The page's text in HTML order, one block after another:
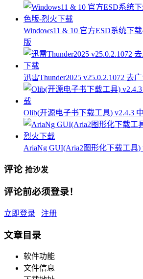
Windows11 & 10 官方ESD系统下
版
迅雷Thunder2025 v25.0.2.1072 去
Olib(开源电子书下载工具) v2.4.3
AriaNg GUI(Aria2图形化下载工具)
评论 抢沙发
评论前必须登录！
立即登录 注册
文章目录
软件功能
文件信息